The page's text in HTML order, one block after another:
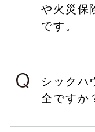
や火災保
です。
シックハ
全ですか